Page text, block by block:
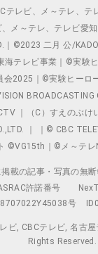
テレビ、メ～テレ、テ
、メ～テレ、テレビ愛
｜©2023 二月 公/
海テレビ事業｜©実験
会2025｜©実験ヒーロ
BROADCASTING
｜（C）すえのぶ
｜ ｜© CBC
©VG15th｜©メ～テレ
載の記事・写真の無断
許諾番号
号
ビ, CBCテレビ, 名古
Rights Reserved.